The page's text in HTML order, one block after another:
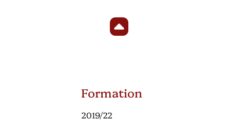
Formation
2019/22